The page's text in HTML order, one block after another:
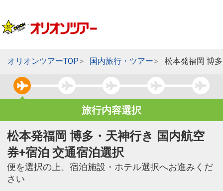
オリオンツアーTOP 国内旅行・ツアー 松本発福岡 博
旅行内容選択
松本発福岡 博多・天神行き 国内航空
券+宿泊 交通宿泊選択
便を選択の上、宿泊施設・ホテル選択へお進みくだ
さい